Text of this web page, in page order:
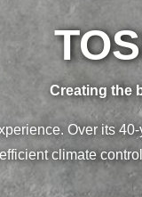
Creating the
Over its
climate